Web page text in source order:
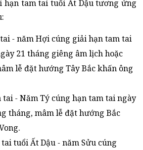
hạn tam tai tuổi Ất Dậu tương ứng
- năm Hợi cúng giải hạn tam tai
21 tháng giêng âm lịch hoặc
lễ đặt hướng Tây Bắc khấn ông
- Năm Tý cúng hạn tam tai ngày
tháng, mâm lễ đặt hướng Bắc
tuổi Ất Dậu - năm Sửu cúng